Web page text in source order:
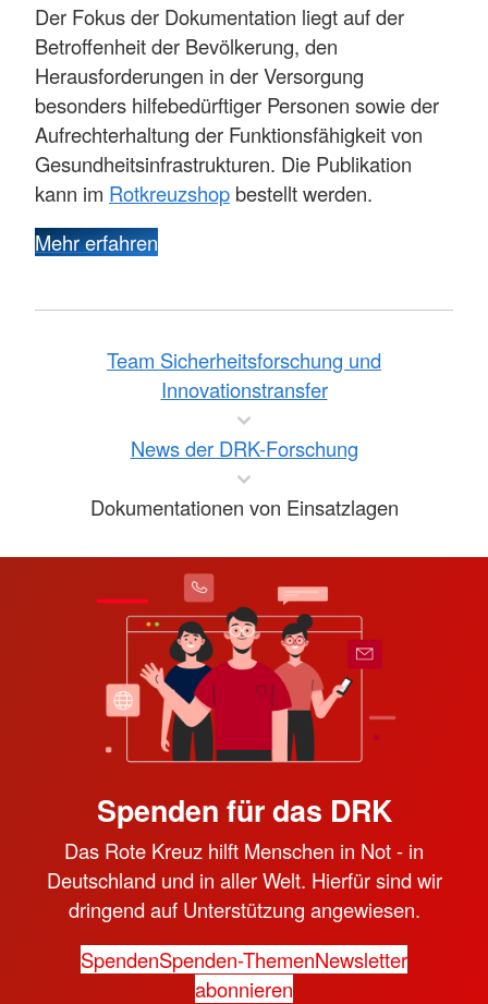
Der Fokus der Dokumentation liegt auf der
Betroffenheit der Bevölkerung, den
Herausforderungen in der Versorgung
besonders hilfebedürftiger Personen sowie der
Aufrechterhaltung der Funktionsfähigkeit von
Gesundheitsinfrastrukturen. Die Publikation
kann im Rotkreuzshop bestellt werden.
Mehr erfahren
Team Sicherheitsforschung und
Innovationstransfer
News der DRK-Forschung
Dokumentationen von Einsatzlagen
Spenden für das DRK
Das Rote Kreuz hilft Menschen in Not - in
Deutschland und in aller Welt. Hierfür sind wir
dringend auf Unterstützung angewiesen.
SpendenSpenden-ThemenNewsletter
abonnieren